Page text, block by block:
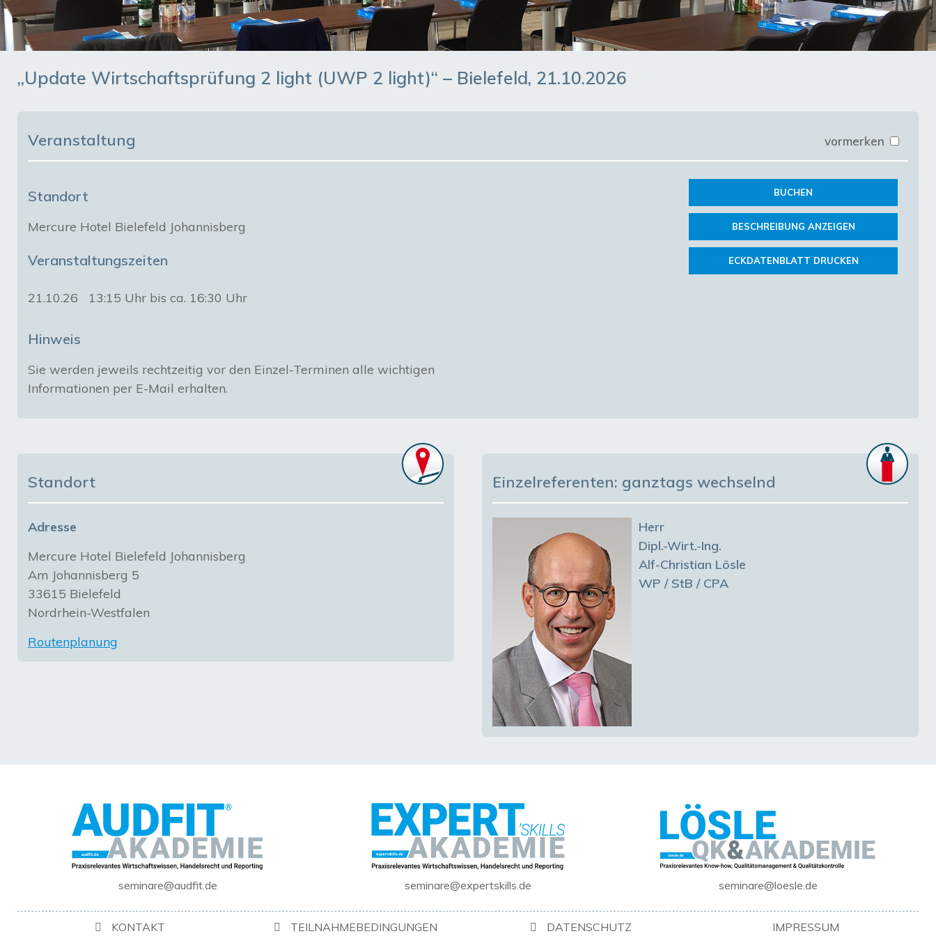
„Update Wirtschaftsprüfung 2 light (UWP 2 light)“ – Bielefeld, 21.10.2026
Veranstaltung vormerken
Standort
Mercure Hotel Bielefeld Johannisberg
Veranstaltungszeiten
21.10.26 13:15 Uhr bis ca. 16:30 Uhr
Hinweis
Sie werden jeweils rechtzeitig vor den Einzel-Terminen alle wichtigen
Informationen per E-Mail erhalten.
BUCHEN
BESCHREIBUNG ANZEIGEN
ECKDATENBLATT DRUCKEN
Standort
Adresse
Mercure Hotel Bielefeld Johannisberg
Am Johannisberg 5
33615 Bielefeld
Nordrhein-Westfalen
Routenplanung
Einzelreferenten: ganztags wechselnd
Herr
Dipl.-Wirt.-Ing.
Alf-Christian Lösle
WP / StB / CPA
seminare@audfit.de seminare@expertskills.de seminare@loesle.de
KONTAKT TEILNAHMEBEDINGUNGEN DATENSCHUTZ IMPRESSUM